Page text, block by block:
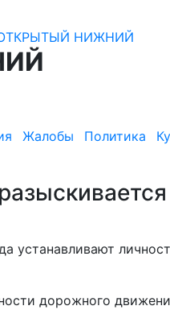
Жалобы Политика
дорожного